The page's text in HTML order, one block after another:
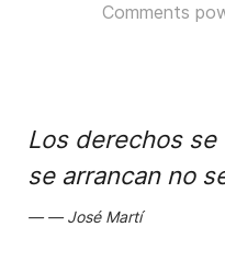
Comments
Los derechos
se arrancan no
José Martí